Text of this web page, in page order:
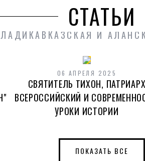
СТАТЬИ
И
06 АПРЕЛЯ 2025
СВЯТИТЕЛЬ ТИХОН, ПАТРИАРХ
ВСЕРОССИЙСКИЙ И
УРОКИ ИСТОРИИ
ПОКАЗАТЬ ВСЕ